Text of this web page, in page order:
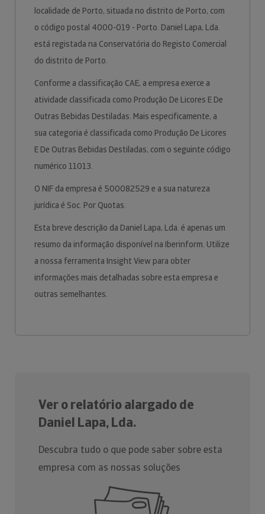
localidade de Porto, situada no distrito de Porto, com
o código postal 4000-019 - Porto. Daniel Lapa, Lda.
está registada na Conservatória do Registo Comercial
do distrito de Porto.
Conforme a classificação CAE, a empresa exerce a
atividade classificada como Produção De Licores E De
Outras Bebidas Destiladas. Mais especificamente, a
sua categoria é classificada como Produção De Licores
E De Outras Bebidas Destiladas, com o seguinte código
numérico 11013.
O NIF da empresa é 500082529 e a sua natureza
jurídica é Soc. Por Quotas.
Esta breve descrição da Daniel Lapa, Lda. é apenas um
resumo da informação disponível na Iberinform. Utilize
a nossa ferramenta Insight View para obter
informações mais detalhadas sobre esta empresa e
outras semelhantes.
Ver o relatório alargado de
Daniel Lapa, Lda.
Descubra tudo o que pode saber sobre esta
empresa com as nossas soluções